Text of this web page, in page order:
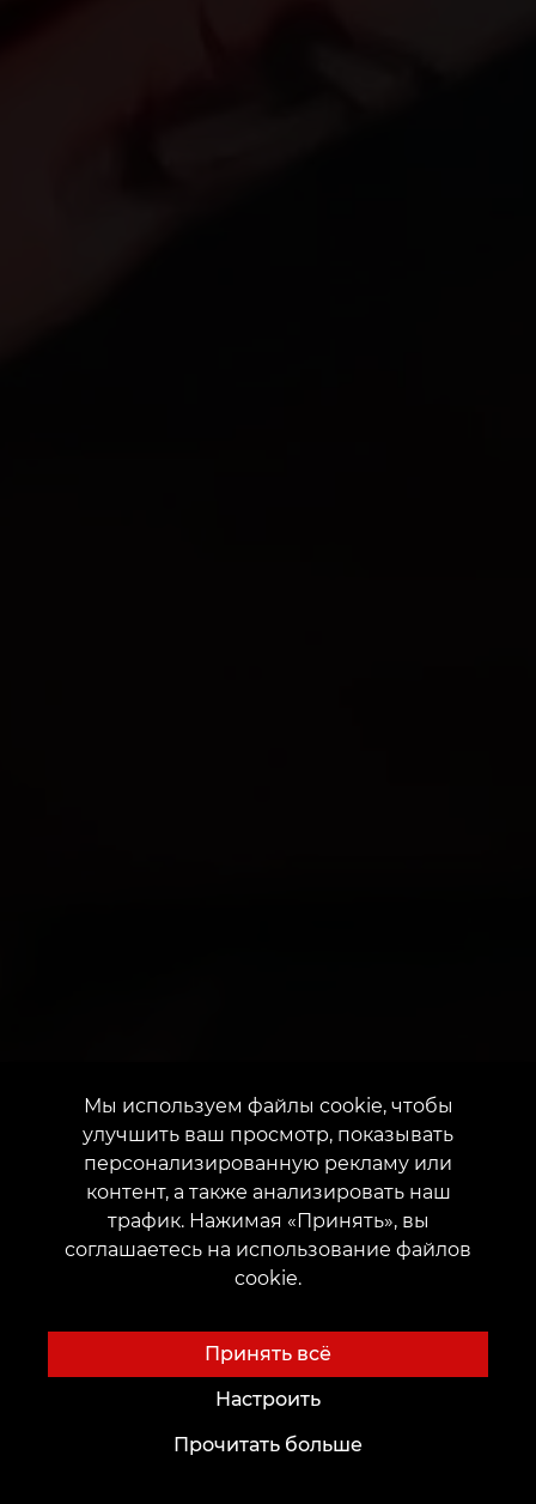
Мы используем файлы cookie, чтобы
улучшить ваш просмотр, показывать
персонализированную рекламу или
контент, а также анализировать наш
трафик. Нажимая «Принять», вы
соглашаетесь на использование файлов
cookie.
Принять всё
Настроить
Прочитать больше